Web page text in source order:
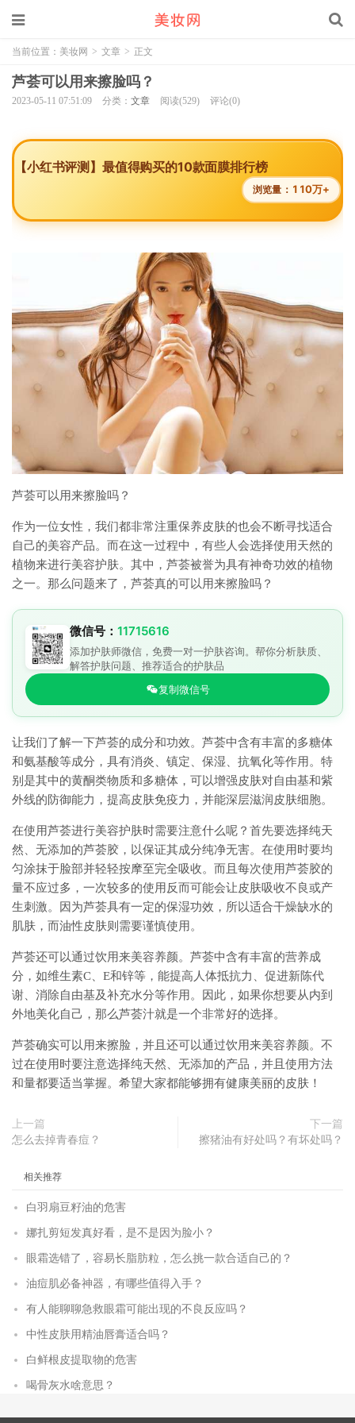
当前位置： 美妆网 > 文章 > 正文
芦荟可以用来擦脸吗？
2023-05-11 07:51:09 分类： 文章 阅读(529) 评论(0)
【小红书评测】最值得购买的10款面膜排行榜
浏览量： 110万+
芦荟可以用来擦脸吗？
作为一位女性，我们都非常注重保养皮肤的也会不断寻找适合
自己的美容产品。而在这一过程中，有些人会选择使用天然的
植物来进行美容护肤。其中，芦荟被誉为具有神奇功效的植物
之一。那么问题来了，芦荟真的可以用来擦脸吗？
微信号： 11715616
添加护肤师微信，免费一对一护肤咨询。帮你分析肤质、
解答护肤问题、推荐适合的护肤品
复制微信号
让我们了解一下芦荟的成分和功效。芦荟中含有丰富的多糖体
和氨基酸等成分，具有消炎、镇定、保湿、抗氧化等作用。特
别是其中的黄酮类物质和多糖体，可以增强皮肤对自由基和紫
外线的防御能力，提高皮肤免疫力，并能深层滋润皮肤细胞。
在使用芦荟进行美容护肤时需要注意什么呢？首先要选择纯天
然、无添加的芦荟胶，以保证其成分纯净无害。在使用时要均
匀涂抹于脸部并轻轻按摩至完全吸收。而且每次使用芦荟胶的
量不应过多，一次较多的使用反而可能会让皮肤吸收不良或产
生刺激。因为芦荟具有一定的保湿功效，所以适合干燥缺水的
肌肤，而油性皮肤则需要谨慎使用。
芦荟还可以通过饮用来美容养颜。芦荟中含有丰富的营养成
分，如维生素C、E和锌等，能提高人体抵抗力、促进新陈代
谢、消除自由基及补充水分等作用。因此，如果你想要从内到
外地美化自己，那么芦荟汁就是一个非常好的选择。
芦荟确实可以用来擦脸，并且还可以通过饮用来美容养颜。不
过在使用时要注意选择纯天然、无添加的产品，并且使用方法
和量都要适当掌握。希望大家都能够拥有健康美丽的皮肤！
上一篇
怎么去掉青春痘？
下一篇
擦猪油有好处吗？有坏处吗？
相关推荐
白羽扇豆籽油的危害
娜扎剪短发真好看，是不是因为脸小？
眼霜选错了，容易长脂肪粒，怎么挑一款合适自己的？
油痘肌必备神器，有哪些值得入手？
有人能聊聊急救眼霜可能出现的不良反应吗？
中性皮肤用精油唇膏适合吗？
白鲜根皮提取物的危害
喝骨灰水啥意思？